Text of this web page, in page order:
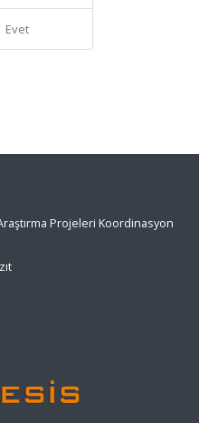
Evet
Projeleri Koordinasyon